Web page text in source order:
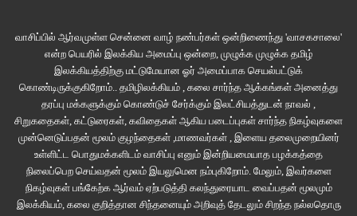
வாசிப்பில் ஆர்வமுள்ள சென்னை வாழ் நண்பர்கள் ஒன்றிணைந்து 'வாசகசாலை'
என்ற பெயரில் இலக்கிய அமைப்பு ஒன்றை, முழுக்க முழுக்க தமிழ்
இலக்கியத்திற்கு மட்டுமேயான ஓர் அமைப்பாக செயல்பட்டுக்
கொண்டிருக்குகிறோம்.. தமிழிலக்கியம் , கலை சார்ந்த ஆக்கங்கள் அனைத்து
தரப்பு மக்களுக்கும் கொண்டுச் சேர்க்கும் இலட்சியத்துடன் நாவல் ,
சிறுகதைகள், கட்டுரைகள், கவிதைகள் ஆகிய படைப்புகள் சார்ந்த நிகழ்வுகளை
முன்னெடுப்பதன் மூலம் குழந்தைகள் ,மாணவர்கள் , இளைய தலைமுறையினர்
உள்ளிட்ட பொதுமக்களிடம் வாசிப்பு எனும் இன்றியமையாத பழக்கத்தை
நிலைப்பெற செய்வதன் மூலம் இயலுமென நம்புகிறோம். மேலும், இவர்களை
நிகழ்வுகள் பங்கேற்க ஆர்வம் ஏற்படுத்தி கலந்துரையாட வைப்பதன் மூலமும்
இலக்கியம், கலை குறித்தான சிந்தனையும் அறிவுத் தேடலும் சிறந்த நல்லதொரு